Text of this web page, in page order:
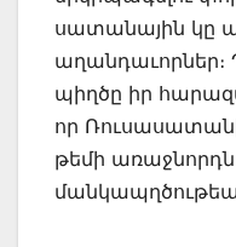
սատանային կը
աղանդաւորներ։
պիղծը իր
որ
թեմի առաջնորդն